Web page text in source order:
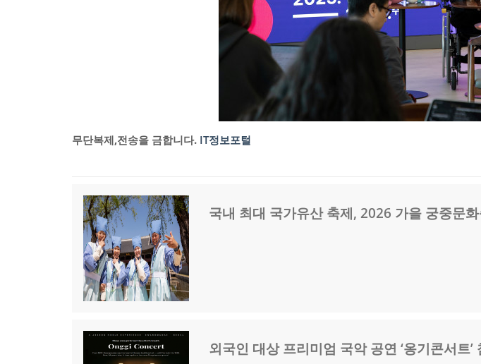
무단복제,전송을 금합니다. IT정보포털
국내 최대 국가유산 축제, 2026 가을 궁중문
외국인 대상 프리미엄 국악 공연 ‘옹기콘서트’